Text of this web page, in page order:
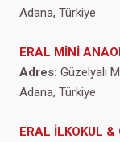
Adana, Türkiye
ERAL MİNİ
Adres: Güzelyalı
Adana, Türkiye
ERAL İLKOKUL &